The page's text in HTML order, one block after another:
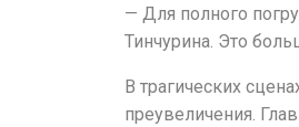
— Для полного
Тинчурина. Это
В трагических
преувеличения.